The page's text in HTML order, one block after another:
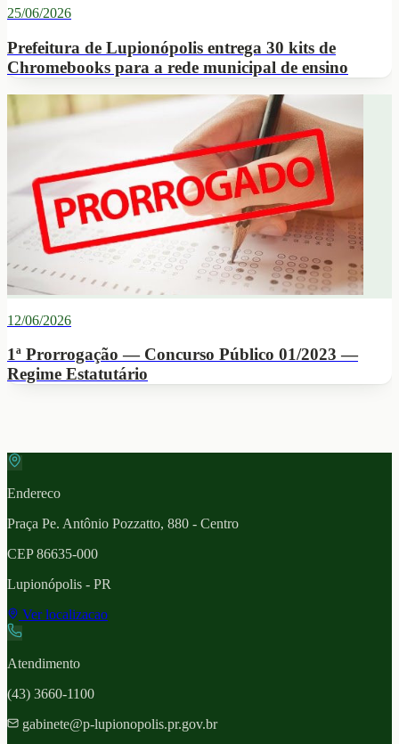
25/06/2026
Prefeitura de Lupionópolis entrega 30 kits de
Chromebooks para a rede municipal de ensino
12/06/2026
1ª Prorrogação — Concurso Público 01/2023 —
Regime Estatutário
Endereco
Praça Pe. Antônio Pozzatto, 880 - Centro
CEP86635-000
Lupionópolis - PR
Ver localizacao
Atendimento
(43) 3660-1100
gabinete@p-lupionopolis.pr.gov.br